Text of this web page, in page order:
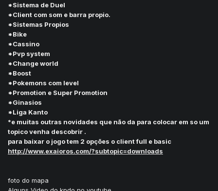
*Sistema de Duel
*Client com som e barra propio.
*Sistemas Propios
*Bike
*Cassino
*Pvp system
*Change world
*Boost
*Pokemons com level
*Promotion e Super Promotion
*Ginasios
*Liga Kanto
*e muitas outras novidades que não da para colocar em so um
topico venha descobrir .
para baixar o jogo tem 2 opções o client full e basic
http://www.exaioros.com/?subtopic=downloads
foto do mapa